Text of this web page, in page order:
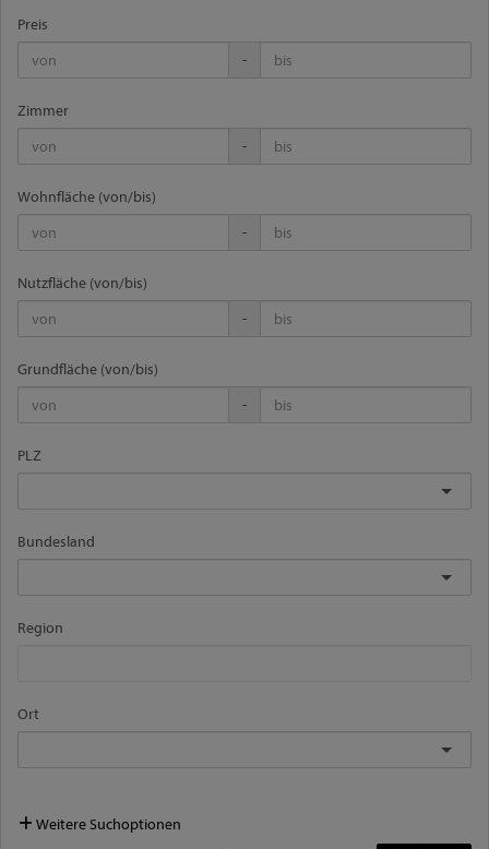
Preis
-
Zimmer
-
Wohnfläche (von/bis)
-
Nutzfläche (von/bis)
-
Grundfläche (von/bis)
-
PLZ
Bundesland
Region
Ort
Weitere Suchoptionen